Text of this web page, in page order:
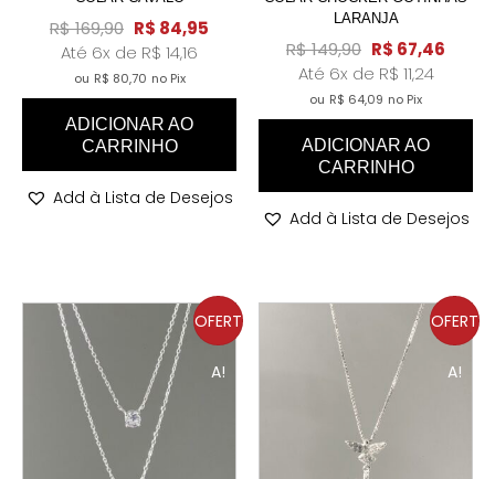
R$169,90 R$ 84,95
Até 6x de R$ 14,16
ou R$ 80,70 no Pix
ADICIONAR AO
CARRINHO
Add à Lista de Desejos
LARANJA
R$149,90 R$ 67,46
Até 6x de R$ 11,24
ou R$ 64,09 no Pix
ADICIONAR AO
CARRINHO
Add à Lista de Desejos
OFERT
A!
OFERT
A!